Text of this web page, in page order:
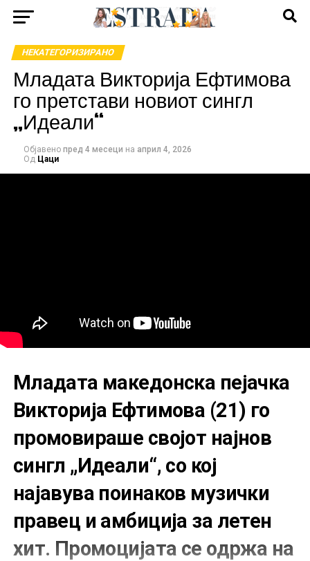
НЕКАТЕГОРИЗИРАНО
Младата Викторија Ефтимова
го претстави новиот сингл
„Идеали“
Објавено пред 4 месеци на април 4, 2026
Од Цаци
Младата македонска пејачка
Викторија Ефтимова (21) го
промовираше својот најнов
сингл „Идеали“, со кој
најавува поинаков музички
правец и амбиција за летен
хит. Промоцијата се одржа на